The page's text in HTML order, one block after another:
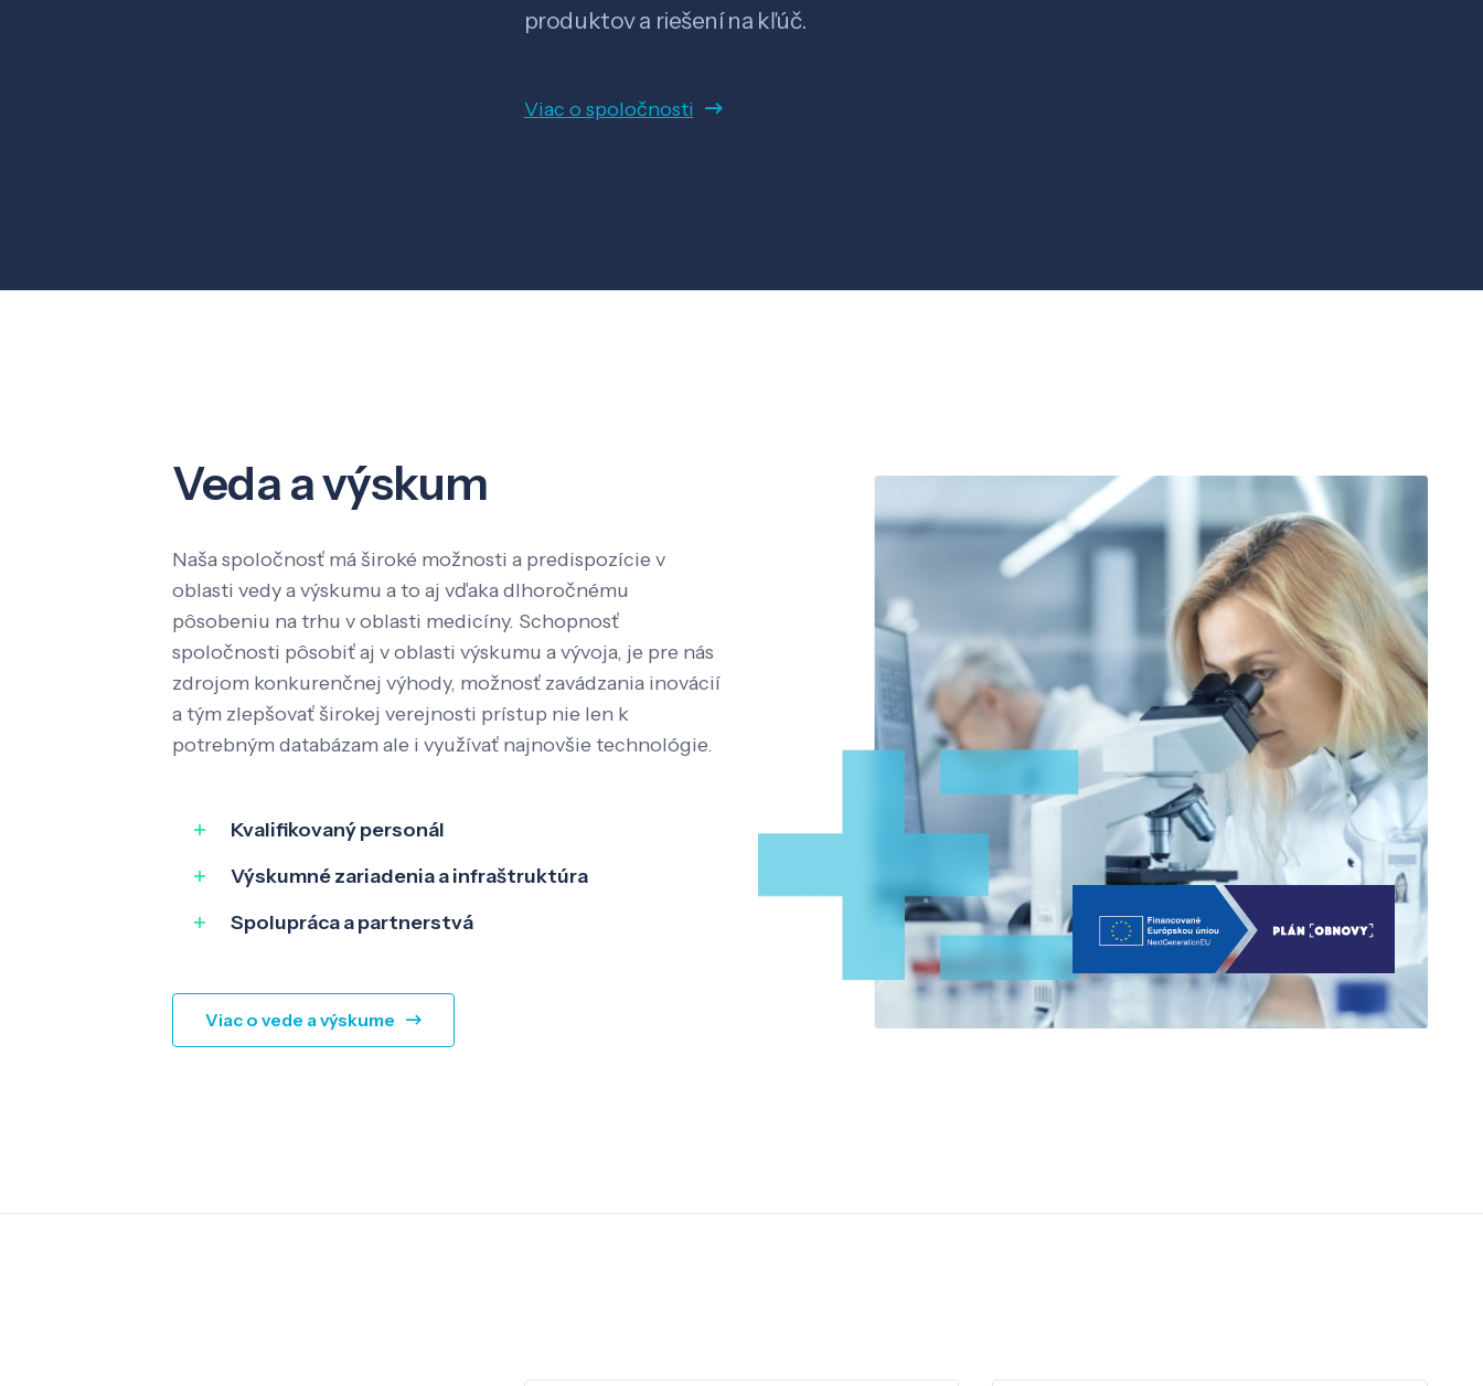
produktov a riešení na kľúč.
Viac o spoločnosti
Veda a výskum
Naša spoločnosť má široké možnosti a predispozície v
oblasti vedy a výskumu a to aj vďaka dlhoročnému
pôsobeniu na trhu v oblasti medicíny. Schopnosť
spoločnosti pôsobiť aj v oblasti výskumu a vývoja, je pre nás
zdrojom konkurenčnej výhody, možnosť zavádzania inovácií
a tým zlepšovať širokej verejnosti prístup nie len k
potrebným databázam ale i využívať najnovšie technológie.
Kvalifikovaný personál
Výskumné zariadenia a infraštruktúra
Spolupráca a partnerstvá
Viac o vede a výskume